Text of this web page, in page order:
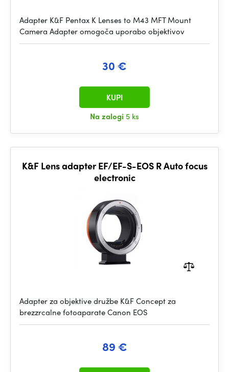
Adapter K&F Pentax K Lenses to M43 MFT Mount
Camera Adapter omogoča uporabo objektivov
30 €
Na zalogi 5 ks
KUPI
K&F Lens adapter EF/EF-S-EOS R Auto focus
electronic
Adapter za objektive družbe K&F Concept za
brezzrcalne fotoaparate Canon EOS
89 €